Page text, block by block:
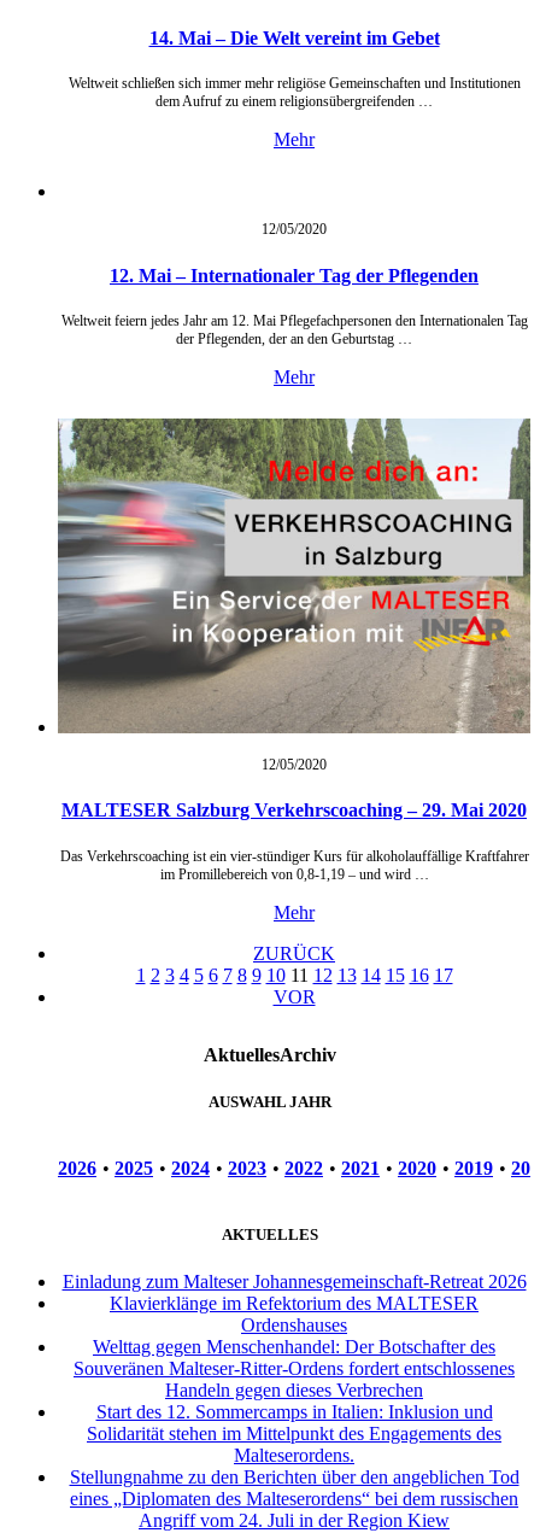
14. Mai – Die Welt vereint im Gebet
Weltweit schließen sich immer mehr religiöse Gemeinschaften und Institutionen
dem Aufruf zu einem religionsübergreifenden …
Mehr
12/05/2020
12. Mai – Internationaler Tag der Pflegenden
Weltweit feiern jedes Jahr am 12. Mai Pflegefachpersonen den Internationalen Tag
der Pflegenden, der an den Geburtstag …
Mehr
12/05/2020
MALTESER Salzburg Verkehrscoaching – 29. Mai 2020
Das Verkehrscoaching ist ein vier-stündiger Kurs für alkoholauffällige Kraftfahrer
im Promillebereich von 0,8-1,19 – und wird …
Mehr
ZURÜCK
1 2 3 4 5 6 7 8 9 10 11 12 13 14 15 16 17
VOR
AktuellesArchiv
AUSWAHL JAHR
2026 • 2025 • 2024 • 2023 • 2022 • 2021 • 2020 • 2019 •
AKTUELLES
Einladung zum Malteser Johannesgemeinschaft-Retreat 2026
Klavierklänge im Refektorium des MALTESER
Ordenshauses
Welttag gegen Menschenhandel: Der Botschafter des
Souveränen Malteser-Ritter-Ordens fordert entschlossenes
Handeln gegen dieses Verbrechen
Start des 12. Sommercamps in Italien: Inklusion und
Solidarität stehen im Mittelpunkt des Engagements des
Malteserordens.
Stellungnahme zu den Berichten über den angeblichen Tod
eines „Diplomaten des Malteserordens“ bei dem russischen
Angriff vom 24. Juli in der Region Kiew